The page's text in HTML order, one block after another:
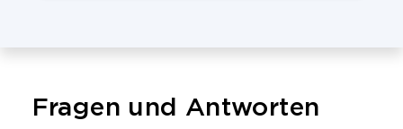
Fragen und Antworten